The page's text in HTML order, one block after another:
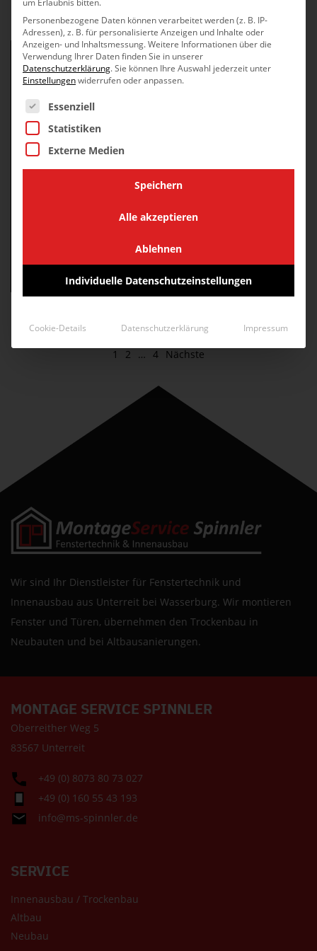
ALTBAU
HAUSTÜRMONTAGE
IN MÜNCHEN
1 2 … 4 Nächste
Wir sind Ihr Dienstleister für Fenstertechnik und
Innenausbau aus Unterreit bei Wasserburg. Wir montieren
Fenster und Türen, übernehmen den Trockenbau in
Neubauten und bei Altbausanierungen.
MONTAGE SERVICE SPINNLER
Oberreither Weg 5
83567 Unterreit
+49 (0) 8073 80 73 027
+49 (0) 160 55 43 193
info@ms-spinnler.de
SERVICE
Innenausbau / Trockenbau
Altbau
Neubau
um Erlaubnis bitten.
Personenbezogene Daten können verarbeitet werden (z. B. IP-
Adressen), z. B. für personalisierte Anzeigen und Inhalte oder
Anzeigen- und Inhaltsmessung.Weitere Informationen über die
Verwendung Ihrer Daten finden Sie in unserer
Datenschutzerklärung.Sie können Ihre Auswahl jederzeit unter
Einstellungenwiderrufen oder anpassen.
Es folgt eine Liste der Service-Gruppen, für die eine
Essenziell
Statistiken
Externe Medien
Speichern
Alle akzeptieren
Ablehnen
Individuelle Datenschutzeinstellungen
Cookie-Details Datenschutzerklärung Impressum